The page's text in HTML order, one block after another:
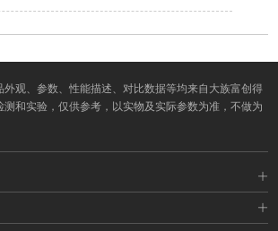
观、参数、性能描述、对比数据等均来自大族富创得
和实验，仅供参考，以实物及实际参数为准，不做为